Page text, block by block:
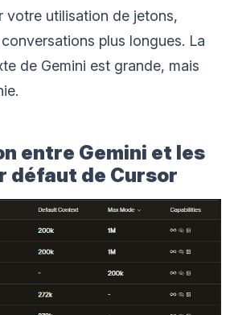
votre utilisation de jetons,
plus longues. La
de Gemini est grande, mais
entre Gemini et les
défaut de Cursor